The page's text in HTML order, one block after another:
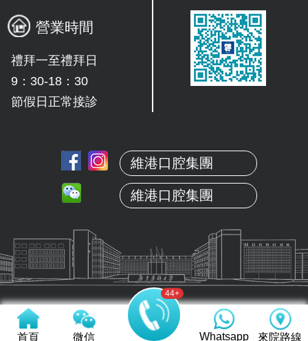
營業時間
禮拜一至禮拜日
9：30-18：30
節假日正常接診
維港口腔集團
維港口腔集團
首頁 微信
44+
Whatsapp 來院路線